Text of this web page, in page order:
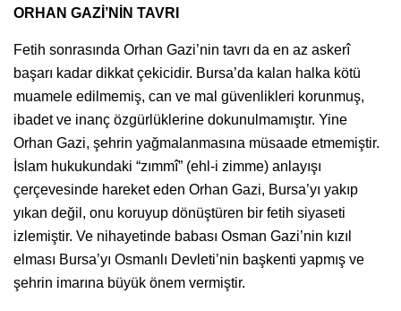
ORHAN GAZİ’NİN TAVRI
Fetih sonrasında Orhan Gazi’nin tavrı da en az askerî
başarı kadar dikkat çekicidir. Bursa’da kalan halka kötü
muamele edilmemiş, can ve mal güvenlikleri korunmuş,
ibadet ve inanç özgürlüklerine dokunulmamıştır. Yine
Orhan Gazi, şehrin yağmalanmasına müsaade etmemiştir.
İslam hukukundaki “zımmî” (ehl-i zimme) anlayışı
çerçevesinde hareket eden Orhan Gazi, Bursa’yı yakıp
yıkan değil, onu koruyup dönüştüren bir fetih siyaseti
izlemiştir. Ve nihayetinde babası Osman Gazi’nin kızıl
elması Bursa’yı Osmanlı Devleti’nin başkenti yapmış ve
şehrin imarına büyük önem vermiştir.